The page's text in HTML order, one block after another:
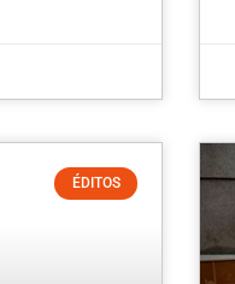
ÉDITOS